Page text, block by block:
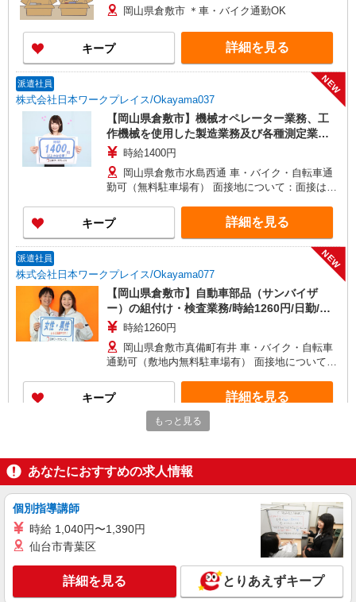
岡山県倉敷市 ＊車・バイク通勤OK
キープ 詳細を見る
派遣社員
株式会社日本ワークプレイス/Okayama037
NEW
【岡山県倉敷市】機械オペレーター業務、工
作機械を使用した製造業務及び各種測定業務/
時給1400円/交替制/日勤/夜勤/土日休み
時給1400円
岡山県倉敷市水島西通 車・バイク・自転車通
勤可（無料駐車場有） 面接地について：面接は本
す。 お気軽にご相談・お問い合わせ下さい。 岡山
事務所開設に向けて準備中です。
キープ 詳細を見る
派遣社員
株式会社日本ワークプレイス/Okayama077
NEW
【岡山県倉敷市】自動車部品（サンバイザ
ー）の組付け・検査業務/時給1260円/日勤/土
日休み時給1260円
岡山県倉敷市真備町有井 車・バイク・自転車
通勤可（敷地内無料駐車場有） 面接地について：
て行います。 お気軽にご相談・お問い合わせ下さ
い。 岡山事務所開設に向けて準備中です。
キープ 詳細を見る
【岡山県倉敷市】機械オペレーター業務、工
作機械を使用した製造業務及び各種測定業務/
時給1400円/交替制/日勤/夜勤/土日休み
岡山県倉敷市玉島乙島新湊 車・バイク・自転
車通勤可（無料駐車場有） 面接地について：面接
は本社・各支店・事務所、または面接会場にて行
います。 お気軽にご相談・お問い合わせ下さい。
岡山事務所開設に向けて準備中です。
キープ 詳細を見る
もっと見る
あなたにおすすめの求人情報
個別指導講師
時給 1,040円〜1,390円
仙台市青葉区
詳細を見る とりあえずキープ